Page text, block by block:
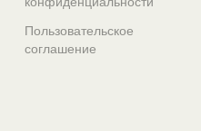
Пользовательское
соглашение